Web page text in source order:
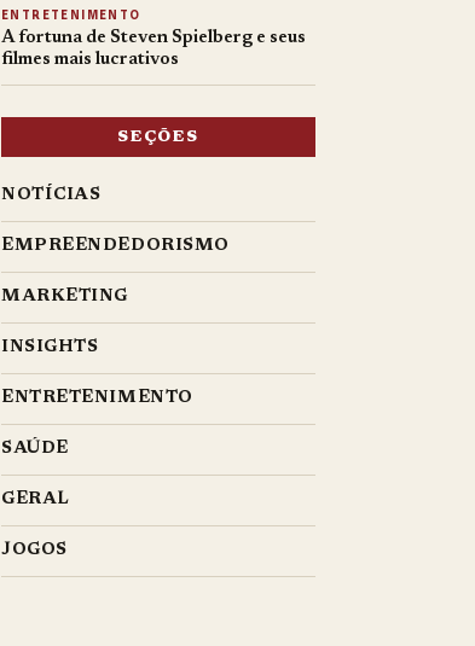
ENTRETENIMENTO
A fortuna de Steven Spielberg e seus
filmes mais lucrativos
SEÇÕES
NOTÍCIAS
EMPREENDEDORISMO
MARKETING
INSIGHTS
ENTRETENIMENTO
SAÚDE
GERAL
JOGOS